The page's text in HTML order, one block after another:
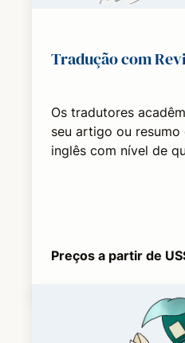
Tradução com
Os tradutores
seu artigo ou
inglês com nível de
Preços a partir de